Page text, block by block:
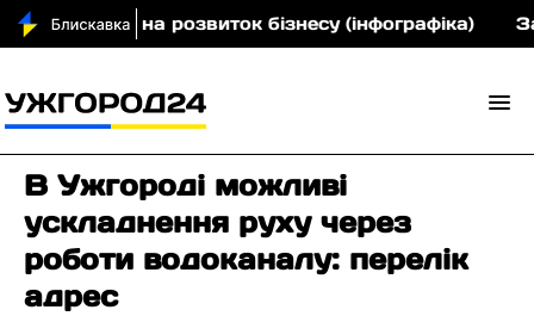
млн грн на розвиток бізнесу (інфографіка)
В Ужгороді можливі
ускладнення руху через
роботи водоканалу: перелік
адрес